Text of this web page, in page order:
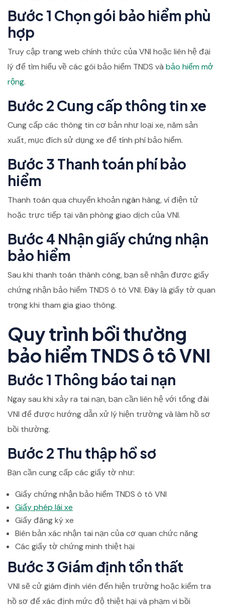
Bước 1 Chọn gói bảo hiểm phù
hợp
Truy cập trang web chính thức của VNI hoặc liên hệ đại
lý để tìm hiểu về các gói bảo hiểm TNDS và bảo hiểm mở
rộng.
Bước 2 Cung cấp thông tin xe
Cung cấp các thông tin cơ bản như loại xe, năm sản
xuất, mục đích sử dụng xe để tính phí bảo hiểm.
Bước 3 Thanh toán phí bảo
hiểm
Thanh toán qua chuyển khoản ngân hàng, ví điện tử
hoặc trực tiếp tại văn phòng giao dịch của VNI.
Bước 4 Nhận giấy chứng nhận
bảo hiểm
Sau khi thanh toán thành công, bạn sẽ nhận được giấy
chứng nhận bảo hiểm TNDS ô tô VNI. Đây là giấy tờ quan
trọng khi tham gia giao thông.
Quy trình bồi thường
bảo hiểm TNDS ô tô VNI
Bước 1 Thông báo tai nạn
Ngay sau khi xảy ra tai nạn, bạn cần liên hệ với tổng đài
VNI để được hướng dẫn xử lý hiện trường và làm hồ sơ
bồi thường.
Bước 2 Thu thập hồ sơ
Bạn cần cung cấp các giấy tờ như:
Giấy chứng nhận bảo hiểm TNDS ô tô VNI
Giấy phép lái xe
Giấy đăng ký xe
Biên bản xác nhận tai nạn của cơ quan chức năng
Các giấy tờ chứng minh thiệt hại
Bước 3 Giám định tổn thất
VNI sẽ cử giám định viên đến hiện trường hoặc kiểm tra
hồ sơ để xác định mức độ thiệt hại và phạm vi bồi